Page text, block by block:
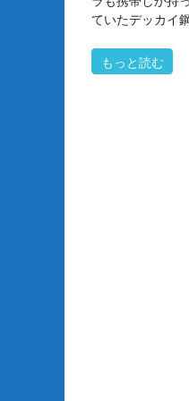
ていたデッカイ
もっと読む